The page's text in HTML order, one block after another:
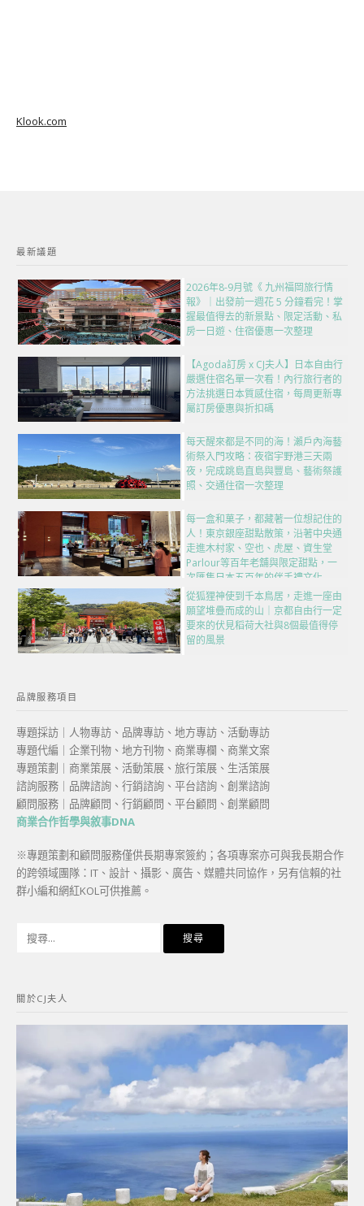
Klook.com
最新議題
2026年8-9月號《 九州福岡旅行情
報》｜出發前一週花 5 分鐘看完！掌
握最值得去的新景點、限定活動、私
房一日遊、住宿優惠一次整理
【Agoda訂房 x CJ夫人】日本自由行
嚴選住宿名單一次看！內行旅行者的
方法挑選日本質感住宿，每周更新專
屬訂房優惠與折扣碼
每天醒來都是不同的海！瀨戶內海藝
術祭入門攻略：夜宿宇野港三天兩
夜，完成跳島直島與豐島、藝術祭護
照、交通住宿一次整理
每一盒和菓子，都藏著一位想記住的
人！東京銀座甜點散策，沿著中央通
走進木村家、空也、虎屋、資生堂
Parlour等百年老舖與限定甜點，一
次匯集日本五百年的伴手禮文化
從狐狸神使到千本鳥居，走進一座由
願望堆疊而成的山｜京都自由行一定
要來的伏見稻荷大社與8個最值得停
留的風景
品牌服務項目
專題採訪｜人物專訪、品牌專訪、地方專訪、活動專訪
專題代編｜企業刊物、地方刊物、商業專欄、商業文案
專題策劃｜商業策展、活動策展、旅行策展、生活策展
諮詢服務｜品牌諮詢、行銷諮詢、平台諮詢、創業諮詢
顧問服務｜品牌顧問、行銷顧問、平台顧問、創業顧問
商業合作哲學與敘事DNA
※專題策劃和顧問服務僅供長期專案簽約；各項專案亦可與我長期合作
的跨領域團隊：IT、設計、攝影、廣告、媒體共同協作，另有信賴的社
群小編和網紅KOL可供推薦。
字:
關於CJ夫人